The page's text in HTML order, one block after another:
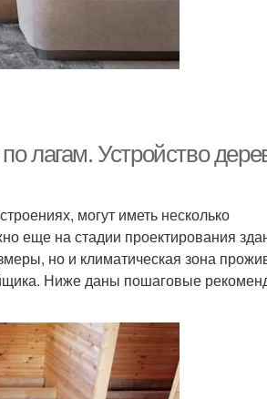
лагам. Устройство
могут иметь несколько
еще на стадии проектирования
но и климатическая зона
Ниже даны пошаговые